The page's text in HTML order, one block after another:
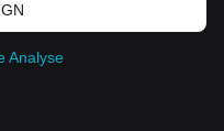
Analyse